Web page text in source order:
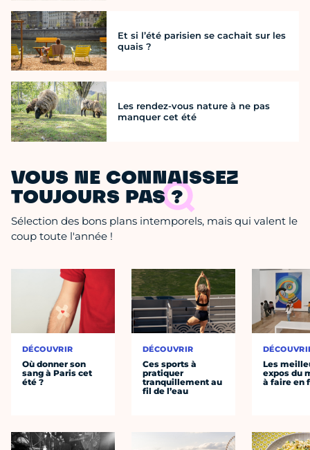
Et si l’été parisien se cachait sur les
quais ?
Les rendez-vous nature à ne pas
manquer cet été
VOUS NE CONNAISSEZ
TOUJOURS PAS ?
Sélection des bons plans intemporels, mais qui valent le
coup toute l'année !
DÉCOUVRIR
Où donner son
sang à Paris cet
été ?
DÉCOUVRIR
Ces sports à
pratiquer
tranquillement au
fil de l’eau
Les
expos du
à faire en